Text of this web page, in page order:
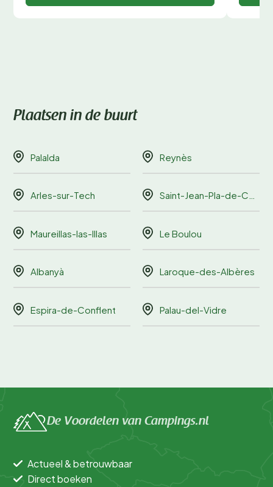
Plaatsen in de buurt
Palalda Reynès
Arles-sur-Tech Saint-Jean-Pla-de-Corts
Maureillas-las-Illas Le Boulou
Albanyà Laroque-des-Albères
Espira-de-Conflent Palau-del-Vidre
De Voordelen van Campings.nl
Actueel & betrouwbaar
Direct boeken